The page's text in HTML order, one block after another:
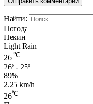
Найти:
Погода
Пекин
Light Rain
26 ℃
26º - 25º
89%
2.25 km/h
26℃